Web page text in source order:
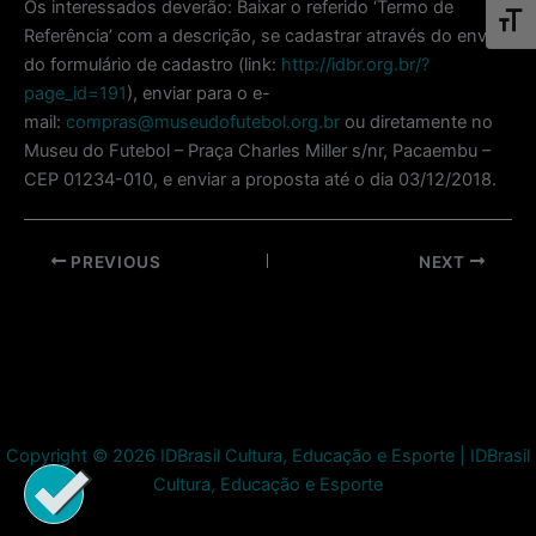
Os interessados deverão: Baixar o referido ‘Termo de
Referência’ com a descrição, se cadastrar através do envio
do formulário de cadastro (link: http://idbr.org.br/?
page_id=191), enviar para o e-
mail: compras@museudofutebol.org.br ou diretamente no
Museu do Futebol – Praça Charles Miller s/nr, Pacaembu –
CEP 01234-010, e enviar a proposta até o dia 03/12/2018.
Post
PREVIOUS NEXT
Copyright © 2026 IDBrasil Cultura, Educação e Esporte | IDBrasil
Cultura, Educação e Esporte